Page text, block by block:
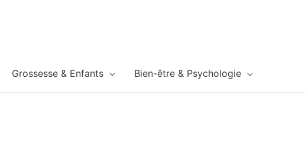
Grossesse & Enfants Bien-être & Psychologie